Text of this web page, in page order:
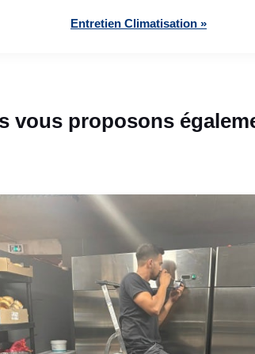
Entretien Climatisation »
vous proposons